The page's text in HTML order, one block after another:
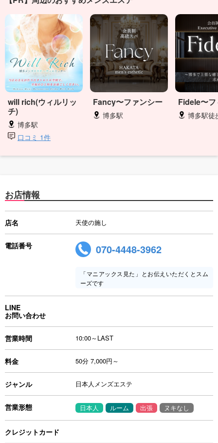
will rich(ウィルリッ
チ)
博多駅
口コミ 1件
Fancy〜ファンシー
博多駅
Fidele〜
博多駅徒
お店情報
店名 天使の施し
電話番号 070-4448-3962
「マニアックス見た」とお伝えいただくとスム
ーズです
LINE
お問い合わせ
営業時間 10:00～LAST
料金 50分 7,000円～
ジャンル 日本人メンズエステ
営業形態 日本人 ルーム 出張 ヌキなし
クレジットカード